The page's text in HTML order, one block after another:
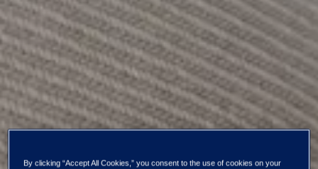
By clicking “Accept All Cookies,” you consent to the use of cookies on your